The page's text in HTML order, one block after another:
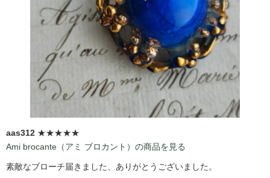
aas312 ★★★★★
Ami brocante（アミ ブロカント）の商品を見る
素敵なブローチ届きました、ありがとうございました。